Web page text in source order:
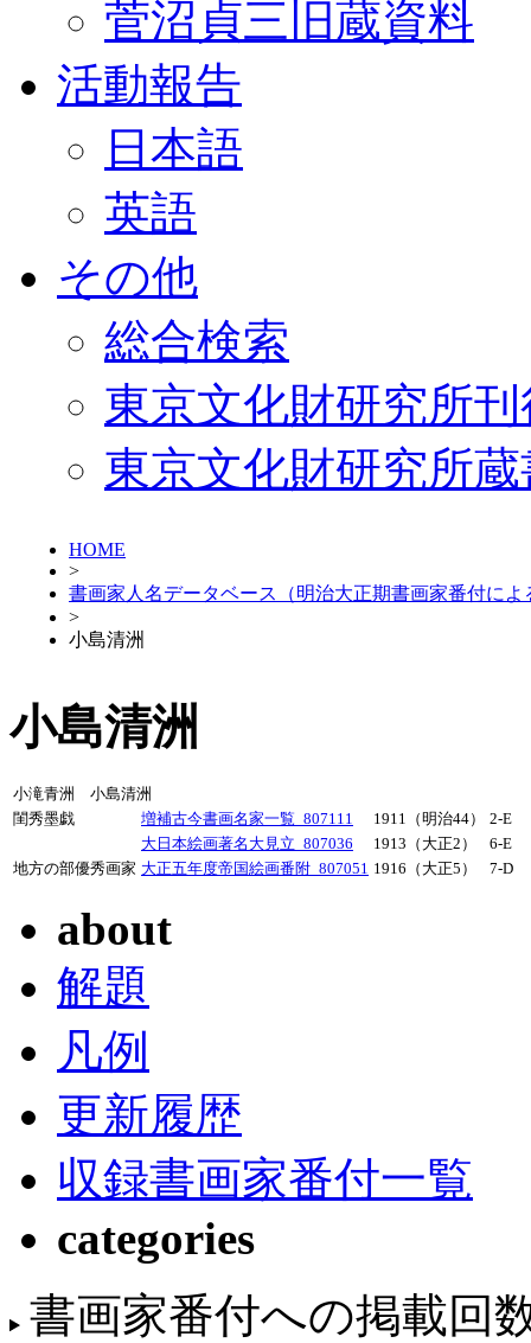
菅沼貞三旧蔵資料
活動報告
日本語
英語
その他
総合検索
東京文化財研究所
東京文化財研究所
HOME
>
書画家人名データベース（明治大正期書画家番付によ
>
小島清洲
小島清洲
小滝青洲 小島清洲
閨秀墨戯
増補古今書画名家一覧_807111 1911（明治44）
2-E
大日本絵画著名大見立_807036
1913（大正2）
6-E
地方の部優秀画家 大正五年度帝国絵画番附_807051 1916（大正5） 7-D
about
解題
凡例
更新履歴
収録書画家番付一覧
categories
書画家番付への掲載回